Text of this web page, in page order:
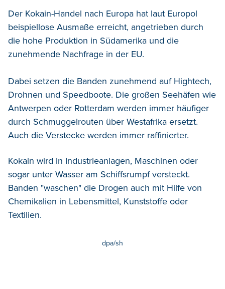
Der Kokain-Handel nach Europa hat laut Europol
beispiellose Ausmaße erreicht, angetrieben durch
die hohe Produktion in Südamerika und die
zunehmende Nachfrage in der EU.
Dabei setzen die Banden zunehmend auf Hightech,
Drohnen und Speedboote. Die großen Seehäfen wie
Antwerpen oder Rotterdam werden immer häufiger
durch Schmuggelrouten über Westafrika ersetzt.
Auch die Verstecke werden immer raffinierter.
Kokain wird in Industrieanlagen, Maschinen oder
sogar unter Wasser am Schiffsrumpf versteckt.
Banden "waschen" die Drogen auch mit Hilfe von
Chemikalien in Lebensmittel, Kunststoffe oder
Textilien.
dpa/sh